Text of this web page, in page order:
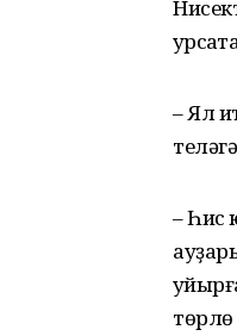
– Ял
– Һис
төрлө